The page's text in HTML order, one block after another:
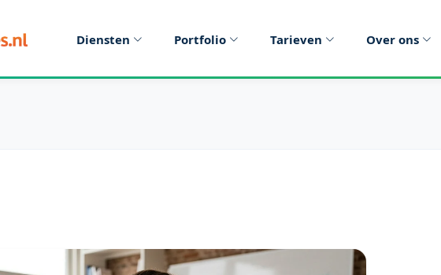
Diensten Portfolio Tarieven Over ons